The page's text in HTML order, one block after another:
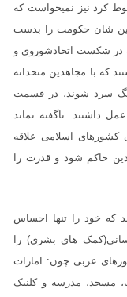
کرد نیز نمیخواست که
شان حکومت را بدست
در شکست اتحادشوروی و
که با مجاهدین متحدانه
جنگ سرد شوند، در قسمت
داشتند. ناگفته نماند
اسلامی علاقه
حاکم شود و قدرت را
که خود را تنها احساس
های بشری) را
عربی چون: امارات
مسجد، مدرسه و کلنیک